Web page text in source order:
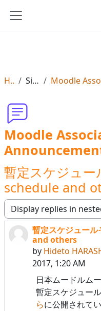
Side panel
Home Site pages
Moodle
暫定スケジュ
schedule and
Display mode
暫定スケジュー
and others
by Hideto
2017, 1:20 AM
Number of
日本ムードルム
暫定スケジュー
らに公開されて